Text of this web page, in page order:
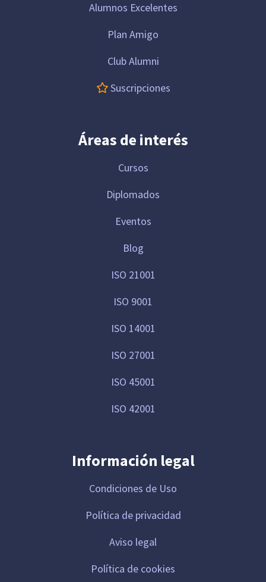
Alumnos Excelentes
Plan Amigo
Club Alumni
Suscripciones
Áreas de interés
Cursos
Diplomados
Eventos
Blog
ISO 21001
ISO 9001
ISO 14001
ISO 27001
ISO 45001
ISO 42001
Información legal
Condiciones de Uso
Política de privacidad
Aviso legal
Política de cookies